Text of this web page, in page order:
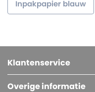
Inpakpapier blauw
Klantenservice
Overige informatie